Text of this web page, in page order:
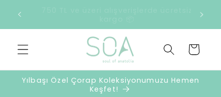
atla
Sepet
Yılbaşı Özel Çorap Koleksiyonumuzu Hemen
Keşfet!